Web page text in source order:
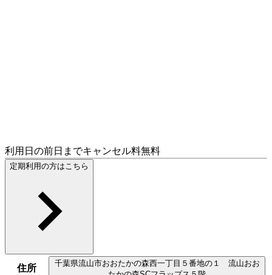
利用日の前日までキャンセル料無料
定期利用の方はこちら
住所 千葉県流山市おおたかの森西一丁目５番地の１ 流山おお